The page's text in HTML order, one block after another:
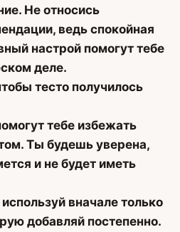
Не относись
ведь спокойная
настрой помогут тебе
деле.
тесто получилось
тебе избежать
Ты будешь уверена,
и не будет иметь
вначале только
добавляй постепенно.